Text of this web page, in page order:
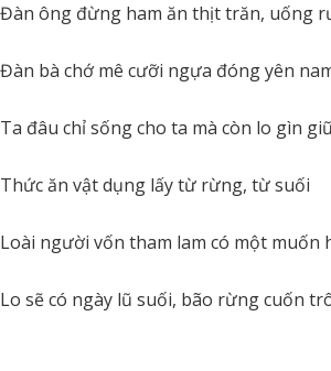
Đàn ông đừng ham ăn thịt trăn, uống
Đàn bà chớ mê cưỡi ngựa đóng yên
Ta đâu chỉ sống cho ta mà còn lo gìn
Thức ăn vật dụng lấy từ rừng, từ suối
Loài người vốn tham lam có một muốn
Lo sẽ có ngày lũ suối, bão rừng cuốn